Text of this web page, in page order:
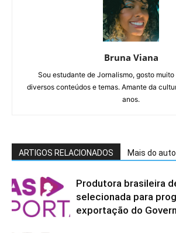
Bruna Viana
Sou estudante de Jornalismo, gosto
diversos conteúdos e temas. Amante da
anos.
ARTIGOS RELACIONADOS Mais do
Produtora brasileira
selecionada para
exportação do